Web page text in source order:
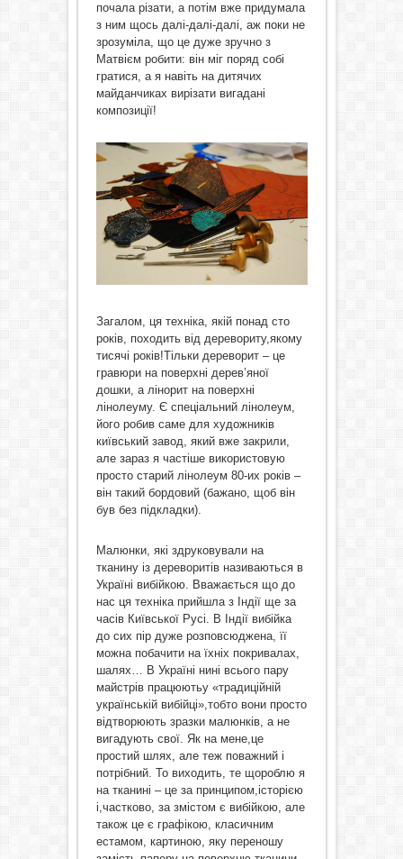
почала різати, а потім вже придумала
з ним щось далі-далі-далі, аж поки не
зрозуміла, що це дуже зручно з
Матвієм робити: він міг поряд собі
гратися, а я навіть на дитячих
майданчиках вирізати вигадані
композиції!
Загалом, ця техніка, якій понад сто
років, походить від деревориту,якому
тисячі років!Тільки дереворит – це
гравюри на поверхні дерев’яної
дошки, а лінорит на поверхні
лінолеуму. Є спеціальний лінолеум,
його робив саме для художників
київський завод, який вже закрили,
але зараз я частіше використовую
просто старий лінолеум 80-их років –
він такий бордовий (бажано, щоб він
був без підкладки).
Малюнки, які здруковували на
тканину із дереворитів називаються в
Україні вибійкою. Вважається що до
нас ця техніка прийшла з Індії ще за
часів Київської Русі. В Індії вибійка
до сих пір дуже розповсюджена, її
можна побачити на їхніх покривалах,
шалях… В Україні нині всього пару
майстрів працюютьу «традиційній
українській вибійці»,тобто вони просто
відтворюють зразки малюнків, а не
вигадують свої. Як на мене,це
простий шлях, але теж поважний і
потрібний. То виходить, те щороблю я
на тканині – це за принципом,історією
і,частково, за змістом є вибійкою, але
також це є графікою, класичним
естамом, картиною, яку переношу